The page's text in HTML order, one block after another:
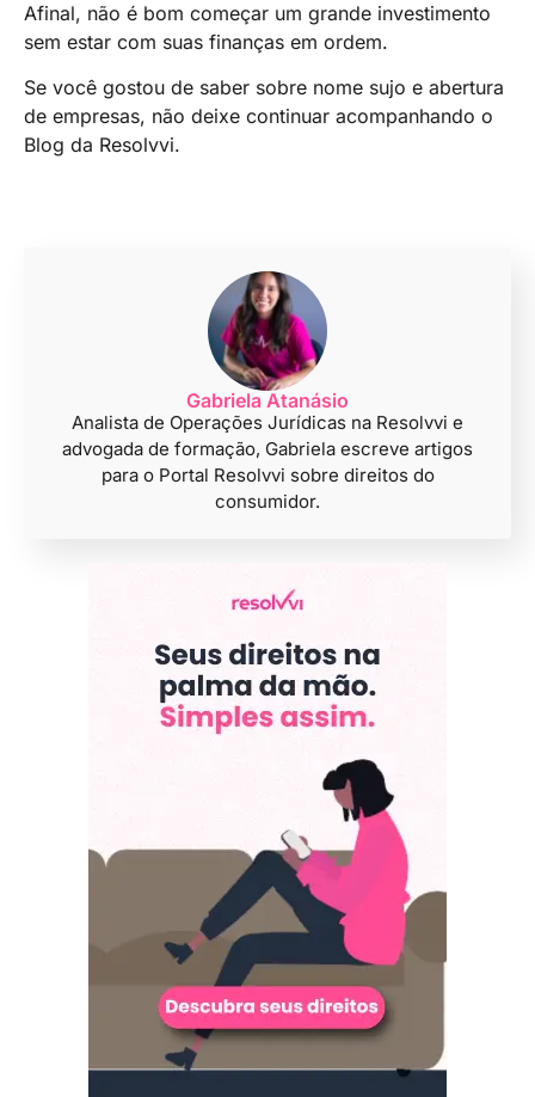
Afinal, não é bom começar um grande investimento
sem estar com suas finanças em ordem.
Se você gostou de saber sobre nome sujo e abertura
de empresas, não deixe continuar acompanhando o
Blog da Resolvvi.
Gabriela Atanásio
Analista de Operações Jurídicas na Resolvvi e
advogada de formação, Gabriela escreve artigos
para o Portal Resolvvi sobre direitos do
consumidor.